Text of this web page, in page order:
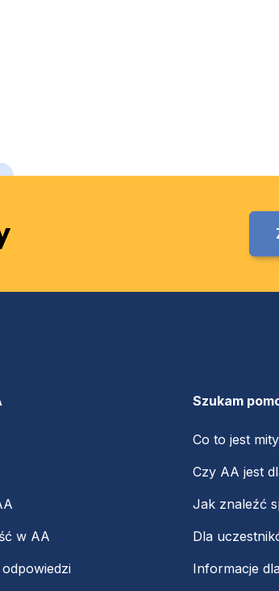
w AA
Szukam
Co to jest
Czy AA jest
Jak znaleźć
Dla
Informacje